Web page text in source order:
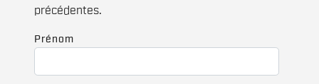
précédentes.
Prénom